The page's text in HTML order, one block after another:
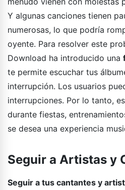
Y algunas canciones tienen
numerosas, lo que podría
oyente. Para resolver este
Download ha introducido una
te permite escuchar tus
interrupción. Los usuarios
interrupciones. Por lo tanto,
durante fiestas,
se desea una experiencia
Seguir a Artistas y
Seguir a tus cantantes y